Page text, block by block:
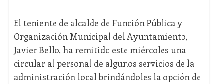
El teniente de alcalde de Función Pública y
Organización Municipal del Ayuntamiento,
Javier Bello, ha remitido este miércoles una
circular al personal de algunos servicios de la
administración local brindándoles la opción de